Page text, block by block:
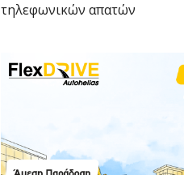
τηλεφωνικών απατών